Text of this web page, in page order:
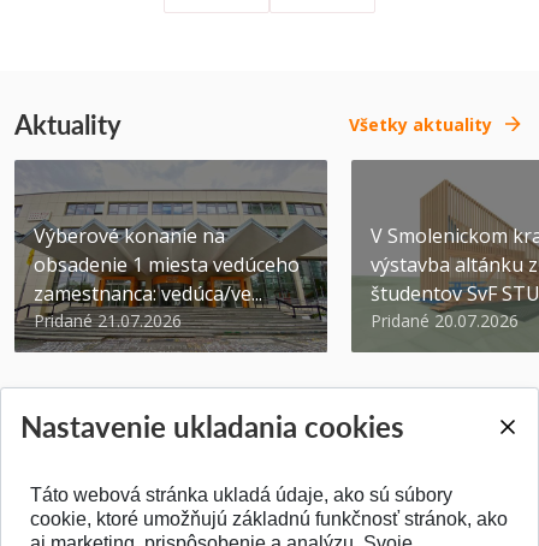
Aktuality Všetky aktuality
Výberové konanie na
obsadenie 1 miesta vedúceho
zamestnanca: vedúca/ve...
Pridané 21.07.2026
V Smolenickom
výstavba altánku
študentov SvF STU
Pridané 20.07.2026
SPÄŤ NA VRCH
Nastavenie ukladania cookies
Táto webová stránka ukladá údaje, ako sú súbory
cookie, ktoré umožňujú základnú funkčnosť stránok, ako